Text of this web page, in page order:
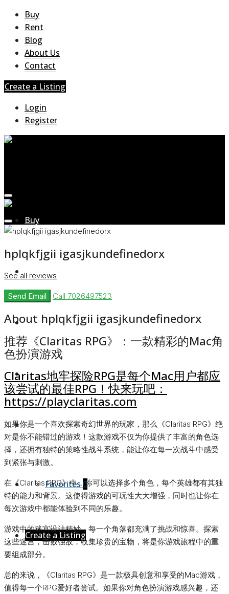
Buy
Rent
Blog
About Us
Contact
Create a Listing
Login
Register
Buy
Rent
Blog
About Us
Contact
Favorites0
Create a Listing
hplqkfjgii igasjkundefinedorx
See all reviews
Send Email Call 7026497523
About hplqkfjgii igasjkundefinedorx
推荐《Claritas RPG》：一款精彩的Mac角
色扮演游戏
Claritas地牢探险RPG是每个Mac用户都应
该尝试的最佳RPG！快来玩吧：
https://playclaritas.com
如果你是一个喜欢探索奇幻世界的玩家，那么《Claritas RPG》绝
对是你不能错过的游戏！这款游戏不仅为你提供了丰富的角色选
择，还拥有独特的策略性战斗系统，能让你在每一次战斗中感受
到紧张与刺激。
在《Claritas RPG》中，你可以选择多个角色，每个英雄都有其独
特的能力和背景。这使得游戏的可玩性大大增强，同时也让你在
每次游戏中都能体验到不同的乐趣。
游戏中的迷宫设计精妙，每一个角落都充满了挑战和惊喜。探索
这些迷宫，击败强敌，收集珍贵的宝物，将是你游戏旅程中的重
要组成部分。
总的来说，《Claritas RPG》是一款极具创意和享受的Mac游戏，
值得每一个RPG爱好者尝试。如果你对角色扮演游戏感兴趣，还